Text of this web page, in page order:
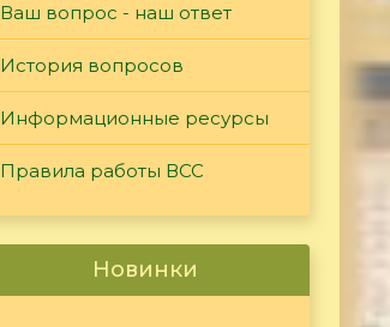
Ваш вопрос - наш ответ
История вопросов
Информационные ресурсы
Правила работы ВСС
Новинки